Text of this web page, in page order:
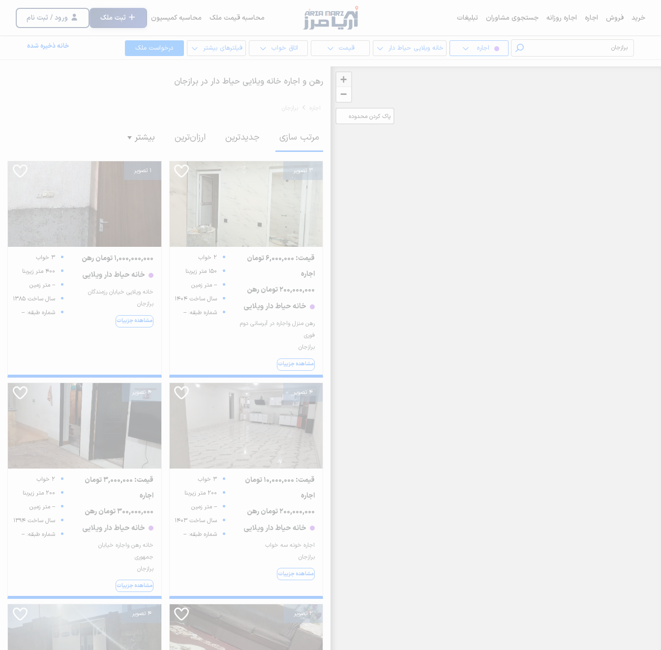
خرید فروش اجاره اجاره روزانه جستجوی مشاوران تبلیغات محاسبه قیمت ملک محاسبه کمیسیون ثبت ملک ورود / ثبت نام
اجاره خانه ویلایی حیاط دار قیمت اتاق خواب فیلترهای بیشتر درخواست ملک خانه ذخیره شده
+
−
پاک کردن محدوده
رهن و اجاره خانه ویلایی حیاط دار در برازجان
اجاره برازجان
مرتب سازی جدیدترین ارزان‌ترین بیشتر
3 تصویر
قیمت: 6,000,000 تومان
اجاره
200,000,000 تومان رهن
خانه حیاط دار ویلایی
رهن منزل واجاره در آبرسانی دوم
فوری
برازجان
مشاهده جزییات
2 خواب
150 متر زیربنا
-- متر زمین
سال ساخت 1404
شماره طبقه: --
1 تصویر
1,000,000,000 تومان رهن
خانه حیاط دار ویلایی
خانه ویلایی خیابان رزمندگان
برازجان
مشاهده جزییات
3 خواب
400 متر زیربنا
-- متر زمین
سال ساخت 1385
شماره طبقه: --
4 تصویر
قیمت: 10,000,000 تومان
اجاره
200,000,000 تومان رهن
خانه حیاط دار ویلایی
اجاره خونه سه خواب
برازجان
مشاهده جزییات
3 خواب
200 متر زیربنا
-- متر زمین
سال ساخت 1403
شماره طبقه: --
4 تصویر
قیمت: 3,000,000 تومان
اجاره
300,000,000 تومان رهن
خانه حیاط دار ویلایی
خانه رهن واجاره خیابان
جمهوری
برازجان
مشاهده جزییات
2 خواب
200 متر زیربنا
-- متر زمین
سال ساخت 1394
شماره طبقه: --
2 تصویر 4 تصویر